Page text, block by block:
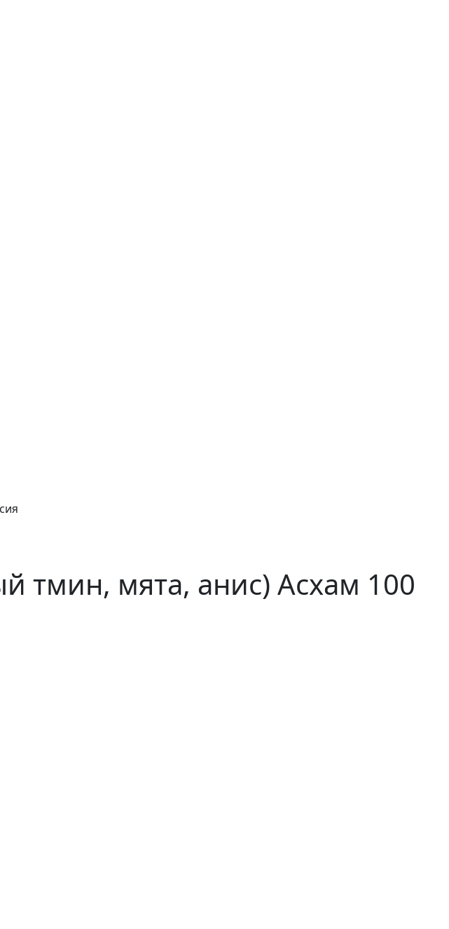
тмин, мята, анис) Асхам 100